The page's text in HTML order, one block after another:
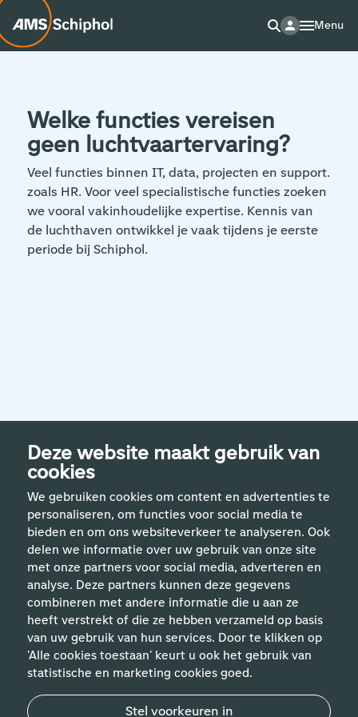
Deze website maakt gebruik van
cookies
We gebruiken cookies om content en advertenties te
personaliseren, om functies voor social media te
bieden en om ons websiteverkeer te analyseren. Ook
delen we informatie over uw gebruik van onze site
met onze partners voor social media, adverteren en
analyse. Deze partners kunnen deze gegevens
combineren met andere informatie die u aan ze
heeft verstrekt of die ze hebben verzameld op basis
van uw gebruik van hun services. Door te klikken op
'Alle cookies toestaan' keurt u ook het gebruik van
statistische en marketing cookies goed.
Stel voorkeuren in
Menu
Welke functies vereisen
geen luchtvaartervaring?
Veel functies binnen IT, data, projecten en support.
zoals HR. Voor veel specialistische functies zoeken
we vooral vakinhoudelijke expertise. Kennis van
de luchthaven ontwikkel je vaak tijdens je eerste
periode bij Schiphol.
Handige links
Vakgebieden
Contact